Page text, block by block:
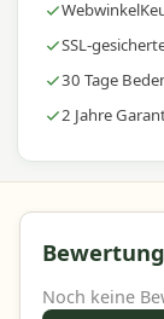
SSL-
30 Tage
2 Jahre
Noch keine